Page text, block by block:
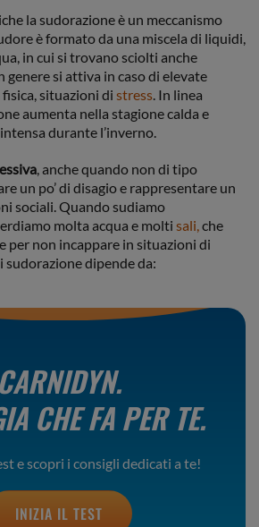
la sudorazione è un meccanismo
è formato da una miscela di liquidi,
in cui si trovano sciolti anche
genere si attiva in caso di elevate
situazioni di stress. In linea
aumenta nella stagione calda e
durante l’inverno.
, anche quando non di tipo
un po’ di disagio e rappresentare un
sociali. Quando sudiamo
molta acqua e molti sali,che
per non incappare in situazioni di
sudorazione dipende da:
CARNIDYN.
CHE FA PER TE.
e scopri i consigli dedicati a te!
INIZIA IL TEST